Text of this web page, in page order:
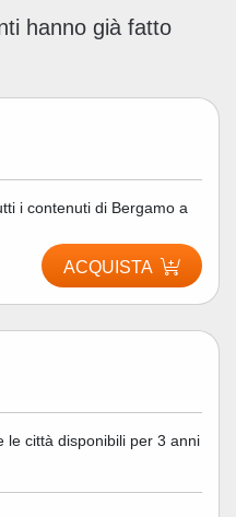
hanno già fatto
i contenuti di Bergamo a
ACQUISTA
le città disponibili per 3 anni